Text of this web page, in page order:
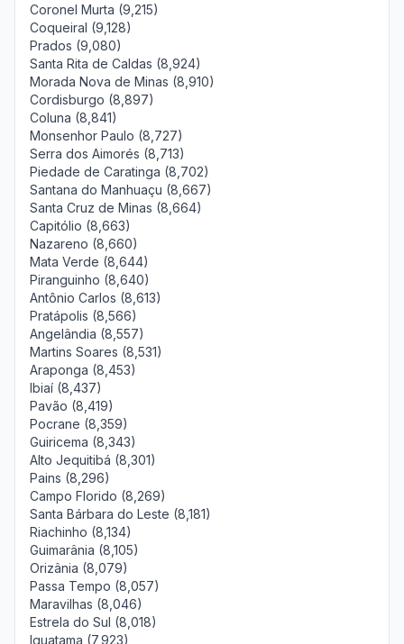
Coronel Murta (9,215)
Coqueiral (9,128)
Prados (9,080)
Santa Rita de Caldas (8,924)
Morada Nova de Minas (8,910)
Cordisburgo (8,897)
Coluna (8,841)
Monsenhor Paulo (8,727)
Serra dos Aimorés (8,713)
Piedade de Caratinga (8,702)
Santana do Manhuaçu (8,667)
Santa Cruz de Minas (8,664)
Capitólio (8,663)
Nazareno (8,660)
Mata Verde (8,644)
Piranguinho (8,640)
Antônio Carlos (8,613)
Pratápolis (8,566)
Angelândia (8,557)
Martins Soares (8,531)
Araponga (8,453)
Ibiaí (8,437)
Pavão (8,419)
Pocrane (8,359)
Guiricema (8,343)
Alto Jequitibá (8,301)
Pains (8,296)
Campo Florido (8,269)
Santa Bárbara do Leste (8,181)
Riachinho (8,134)
Guimarânia (8,105)
Orizânia (8,079)
Passa Tempo (8,057)
Maravilhas (8,046)
Estrela do Sul (8,018)
Iguatama (7,923)